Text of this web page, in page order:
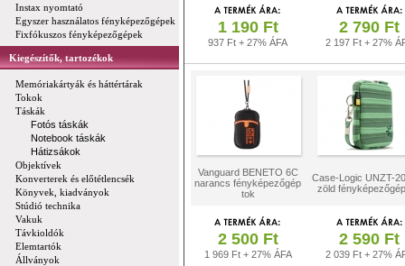
Instax nyomtató
Egyszer használatos fényképezőgépek
Fixfókuszos fényképezőgépek
Kiegészítők, tartozékok
Memóriakártyák és háttértárak
Tokok
Táskák
Fotós táskák
Notebook táskák
Hátizsákok
Objektívek
Konverterek és előtétlencsék
Könyvek, kiadványok
Stúdió technika
Vakuk
Távkioldók
Elemtartók
Állványok
1 190 Ft
937 Ft + 27% ÁFA
2 790 Ft
2 197 Ft + 27%
Vanguard BENETO 6C
narancs fényképezőgép
tok
Case-Logic UNZT-
zöld
2 500 Ft
1 969 Ft + 27% ÁFA
2 590 Ft
2 039 Ft + 27%